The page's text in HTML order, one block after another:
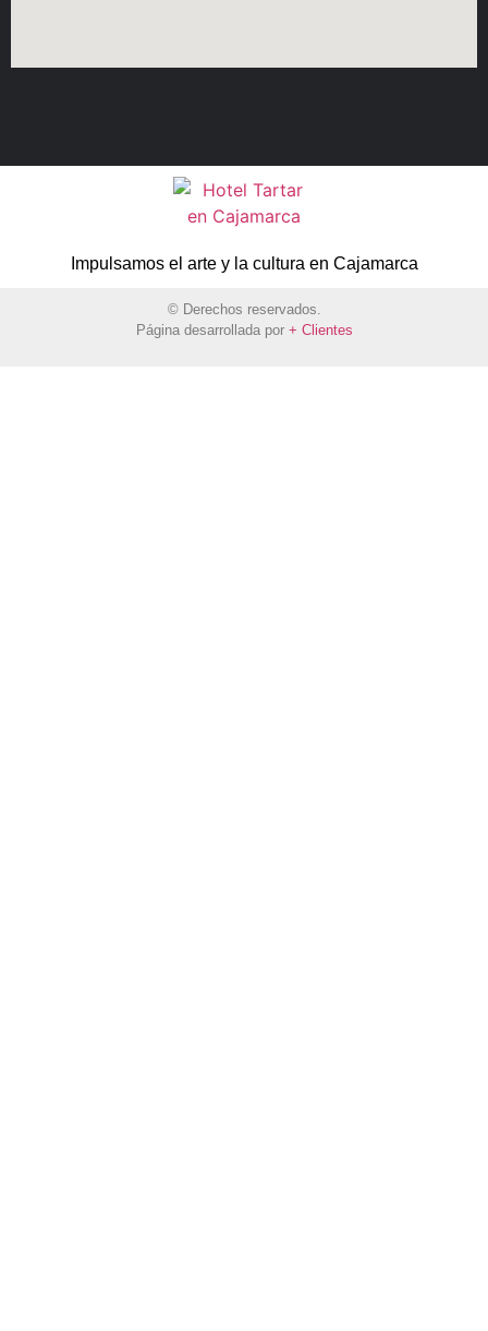
Impulsamos el arte y la cultura en Cajamarca
© Derechos reservados.
Página desarrollada por + Clientes